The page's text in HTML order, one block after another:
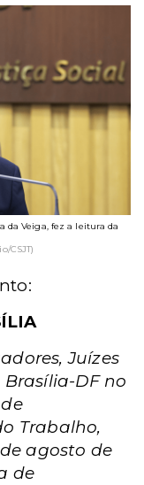
da Veiga, fez a leitura da
CSJT)
Juízes
Brasília-DF no
Trabalho,
agosto de
de